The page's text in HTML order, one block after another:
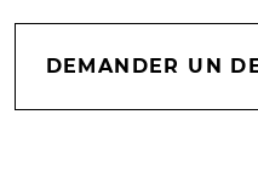
DEMANDER UN